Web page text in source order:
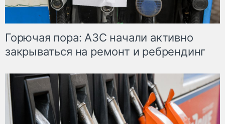
Горючая пора: АЗС начали активно
закрываться на ремонт и ребрендинг